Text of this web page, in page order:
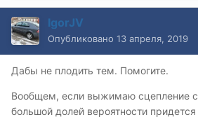
IgorJV
Опубликовано 13 апреля, 2019
Дабы не плодить тем. Помогите.
Вообщем, если выжимаю сцепление
большой долей вероятности